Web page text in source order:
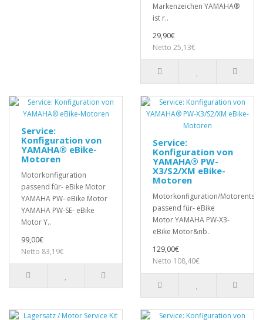
Markenzeichen YAMAHA®
ist r..
29,90€
Netto 25,13€
Service:
Konfiguration von
YAMAHA® eBike-
Motoren
Motorkonfiguration
passend für- eBike Motor
YAMAHA PW- eBike Motor
YAMAHA PW-SE- eBike
Motor Y..
99,00€
Netto 83,19€
Service:
Konfiguration von
YAMAHA® PW-
X3/S2/XM eBike-
Motoren
Motorkonfiguration/
passend für- eBike
Motor YAMAHA PW-X3-
eBike Motor&nb..
129,00€
Netto 108,40€